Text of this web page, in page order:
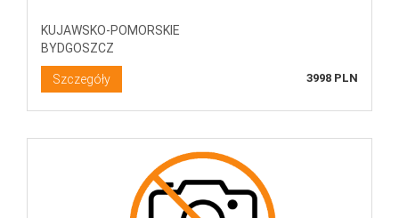
KUJAWSKO-POMORSKIE
BYDGOSZCZ
Szczegóły 3998 PLN